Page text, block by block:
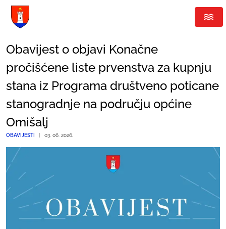
Obavijest o objavi Konačne
pročišćene liste prvenstva za kupnju
stana iz Programa društveno poticane
stanogradnje na području općine
Omišalj
OBAVIJESTI | 03. 06. 2026.